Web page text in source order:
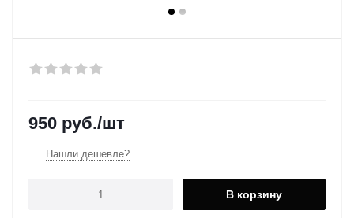
950 руб./шт
Нашли дешевле?
В корзину